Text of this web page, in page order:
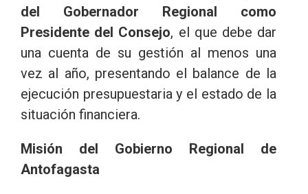
del Gobernador Regional como
Presidente del Consejo, el que debe dar
una cuenta de su gestión al menos una
vez al año, presentando el balance de la
ejecución presupuestaria y el estado de la
situación financiera.
Misión del Gobierno Regional de
Antofagasta